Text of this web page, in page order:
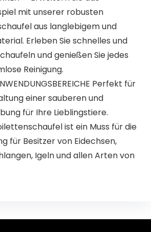
mit unserer robusten
aus langlebigem und
Erleben Sie schnelles und
und genießen Sie jedes
Reinigung.
Perfekt für
einer sauberen und
für Ihre Lieblingstiere.
ist ein Muss für die
für Besitzer von Eidechsen,
Igeln und allen Arten von